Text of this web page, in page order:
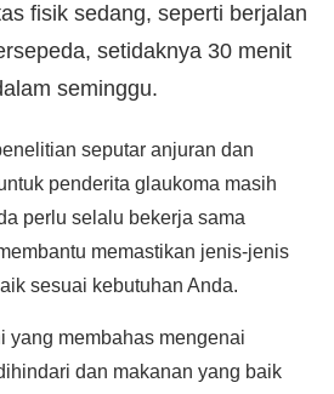
fisik sedang, seperti berjalan
setidaknya 30 menit
seminggu.
seputar anjuran dan
penderita glaukoma masih
perlu selalu bekerja sama
memastikan jenis-jenis
sesuai kebutuhan Anda.
yang membahas mengenai
dan makanan yang baik